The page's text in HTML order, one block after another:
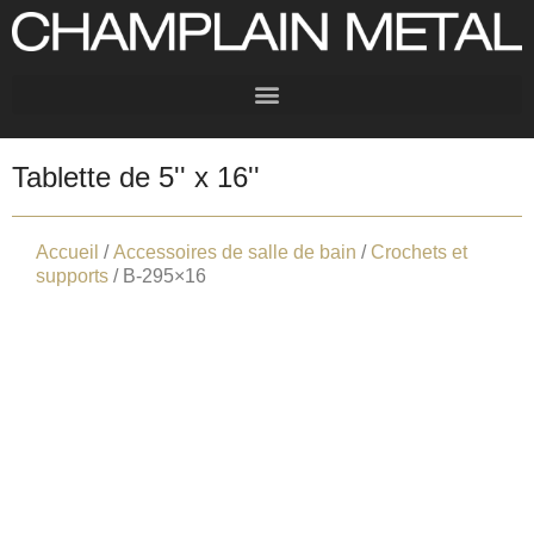
Tablette de 5'' x 16''
Accueil /Accessoires de salle de bain / Crochets et
supports / B-295×16